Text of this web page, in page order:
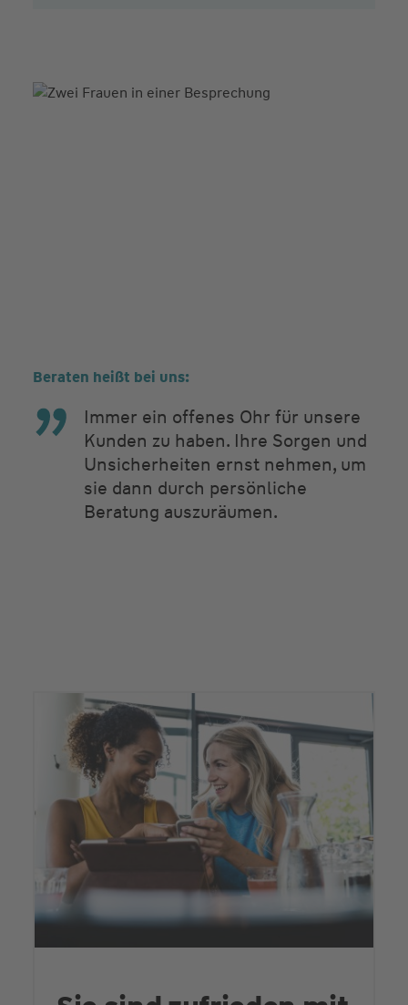
Beraten heißt bei uns:
Immer ein offenes Ohr für unsere
Kunden zu haben. Ihre Sorgen und
Unsicherheiten ernst nehmen, um
sie dann durch persönliche
Beratung auszuräumen.